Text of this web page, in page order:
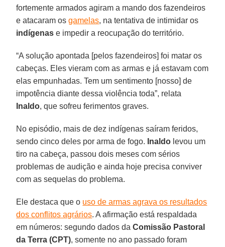
fortemente armados agiram a mando dos fazendeiros
e atacaram osgamelas, na tentativa de intimidar os
indígenas e impedir a reocupação do território.
“A solução apontada [pelos fazendeiros] foi matar os
cabeças. Eles vieram com as armas e já estavam com
elas empunhadas. Tem um sentimento [nosso] de
impotência diante dessa violência toda”, relata
Inaldo, que sofreu ferimentos graves.
No episódio, mais de dez indígenas saíram feridos,
sendo cinco deles por arma de fogo. Inaldo levou um
tiro na cabeça, passou dois meses com sérios
problemas de audição e ainda hoje precisa conviver
com as sequelas do problema.
Ele destaca que o uso de armas agrava os resultados
dos conflitos agrários. A afirmação está respaldada
em números: segundo dados daComissão Pastoral
da Terra (CPT), somente no ano passado foram